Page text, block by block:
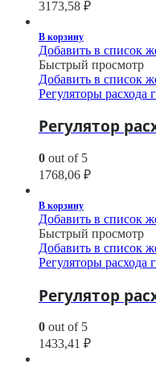
3173,58 ₽
В корзину
Добавить в список
Быстрый просмотр
Добавить в список
Регуляторы расхода
Регулятор
0 out of 5
1768,06 ₽
В корзину
Добавить в список
Быстрый просмотр
Добавить в список
Регуляторы расхода
Регулятор
0 out of 5
1433,41 ₽